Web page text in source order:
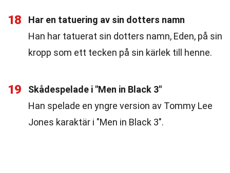
18
Har en tatuering av sin dotters namn
Han har tatuerat sin dotters namn, Eden, på sin
kropp som ett tecken på sin kärlek till henne.
19
Skådespelade i "Men in Black 3"
Han spelade en yngre version av Tommy Lee
Jones karaktär i "Men in Black 3".